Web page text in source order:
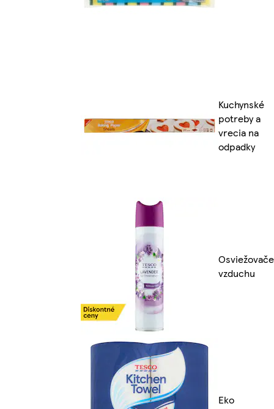
Kuchynské
potreby a
vrecia na
odpadky
Osviežovače
vzduchu
Eko